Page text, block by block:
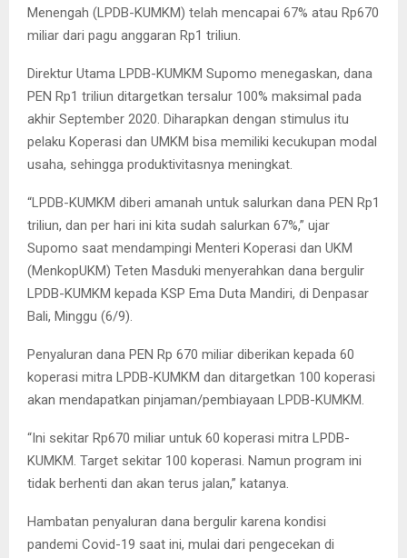
Menengah (LPDB-KUMKM) telah mencapai 67% atau Rp670
miliar dari pagu anggaran Rp1 triliun.
Direktur Utama LPDB-KUMKM Supomo menegaskan, dana
PEN Rp1 triliun ditargetkan tersalur 100% maksimal pada
akhir September 2020. Diharapkan dengan stimulus itu
pelaku Koperasi dan UMKM bisa memiliki kecukupan modal
usaha, sehingga produktivitasnya meningkat.
“LPDB-KUMKM diberi amanah untuk salurkan dana PEN Rp1
triliun, dan per hari ini kita sudah salurkan 67%,” ujar
Supomo saat mendampingi Menteri Koperasi dan UKM
(MenkopUKM) Teten Masduki menyerahkan dana bergulir
LPDB-KUMKM kepada KSP Ema Duta Mandiri, di Denpasar
Bali, Minggu (6/9).
Penyaluran dana PEN Rp 670 miliar diberikan kepada 60
koperasi mitra LPDB-KUMKM dan ditargetkan 100 koperasi
akan mendapatkan pinjaman/pembiayaan LPDB-KUMKM.
“Ini sekitar Rp670 miliar untuk 60 koperasi mitra LPDB-
KUMKM. Target sekitar 100 koperasi. Namun program ini
tidak berhenti dan akan terus jalan,” katanya.
Hambatan penyaluran dana bergulir karena kondisi
pandemi Covid-19 saat ini, mulai dari pengecekan di